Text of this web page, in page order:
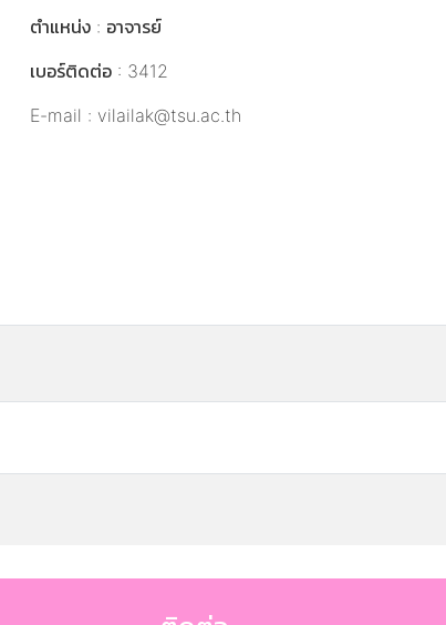
ตำแหน่ง : อาจารย์
เบอร์ติดต่อ : 3412
E-mail : vilailak@tsu.ac.th